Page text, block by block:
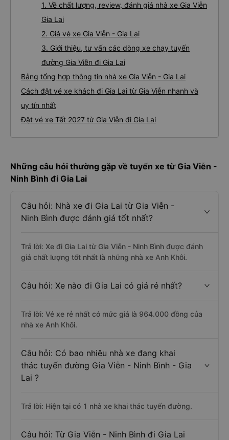
1. Về chất lượng, review, đánh giá nhà xe Gia Viễn
Gia Lai
2. Giá vé xe Gia Viễn - Gia Lai
3. Giới thiệu, tư vấn các dòng xe chạy tuyến
đường Gia Viễn đi Gia Lai
Bảng tổng hợp thông tin nhà xe Gia Viễn - Gia Lai
Cách đặt vé xe khách đi Gia Lai từ Gia Viễn nhanh và
uy tín nhất
Đặt vé xe Tết 2027 từ Gia Viễn đi Gia Lai
Những câu hỏi thường gặp về tuyến xe từ Gia Viễn -
Ninh Bình đi Gia Lai
Câu hỏi: Nhà xe đi Gia Lai từ Gia Viễn -
Ninh Bình được đánh giá tốt nhất?
Trả lời: Xe đi Gia Lai từ Gia Viễn - Ninh Bình được đánh
giá chất lượng tốt nhất là những nhà xe Anh Khôi.
Câu hỏi: Xe nào đi Gia Lai có giá rẻ nhất?
Trả lời: Vé xe rẻ nhất có mức giá là 964.000 đồng của
nhà xe Anh Khôi.
Câu hỏi: Có bao nhiêu nhà xe đang khai
thác tuyến đường Gia Viễn - Ninh Bình - Gia
Lai ?
Trả lời: Hiện tại có 1 nhà xe khai thác tuyến đường.
Câu hỏi: Từ Gia Viễn - Ninh Bình đi Gia Lai